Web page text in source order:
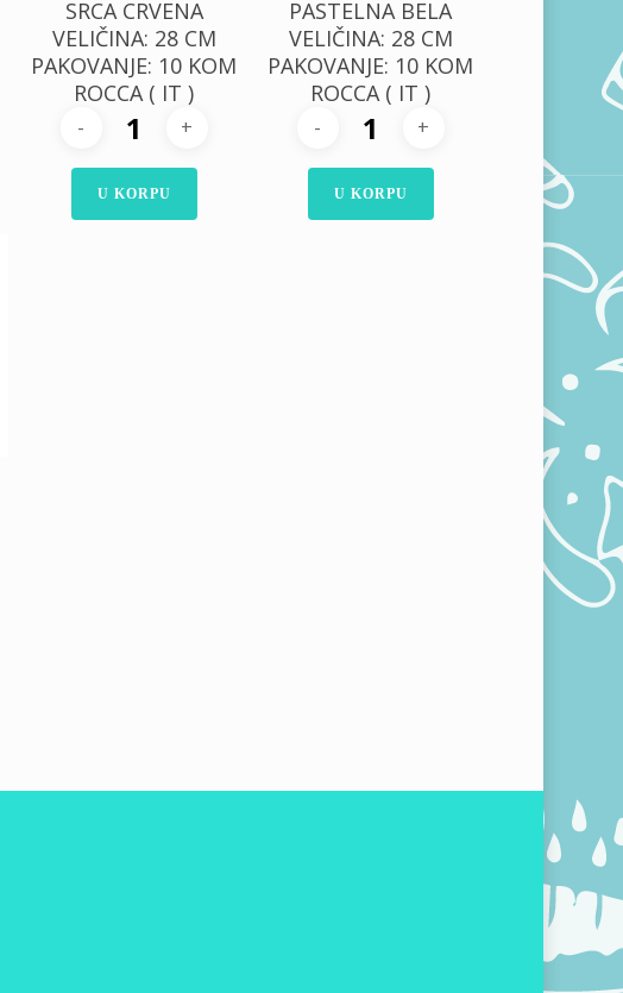
SRCA CRVENA
VELIČINA: 28 CM
PAKOVANJE: 10 KOM
ROCCA ( IT )
U KORPU
PASTELNA BELA
VELIČINA: 28 CM
PAKOVANJE: 10 KOM
ROCCA ( IT )
U KORPU